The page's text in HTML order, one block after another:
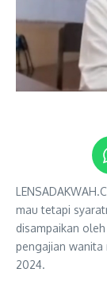
mau tetapi
disampaikan
pengajian wanita
2024.